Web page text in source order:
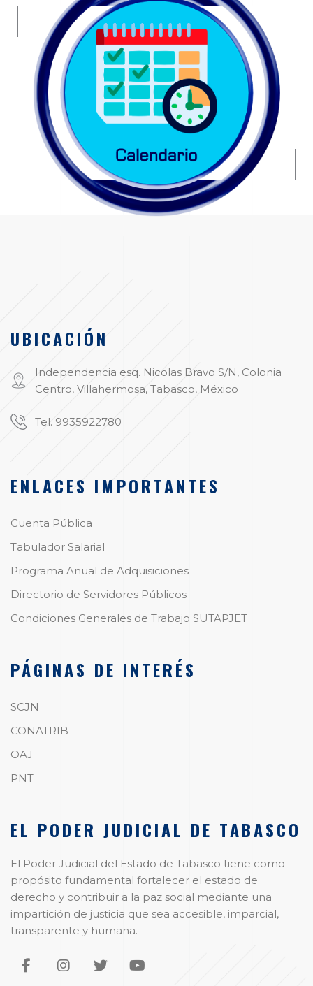
UBICACIÓN
Independencia esq. Nicolas Bravo S/N, Colonia
Centro, Villahermosa, Tabasco, México
Tel. 9935922780
ENLACES IMPORTANTES
Cuenta Pública
Tabulador Salarial
Programa Anual de Adquisiciones
Directorio de Servidores Públicos
Condiciones Generales de Trabajo SUTAPJET
PÁGINAS DE INTERÉS
SCJN
CONATRIB
OAJ
PNT
EL PODER JUDICIAL DE TABASCO
El Poder Judicial del Estado de Tabasco tiene como
propósito fundamental fortalecer el estado de
derecho y contribuir a la paz social mediante una
impartición de justicia que sea accesible, imparcial,
transparente y humana.